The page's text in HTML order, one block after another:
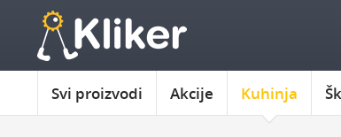
Svi proizvodi Akcije Kuhinja